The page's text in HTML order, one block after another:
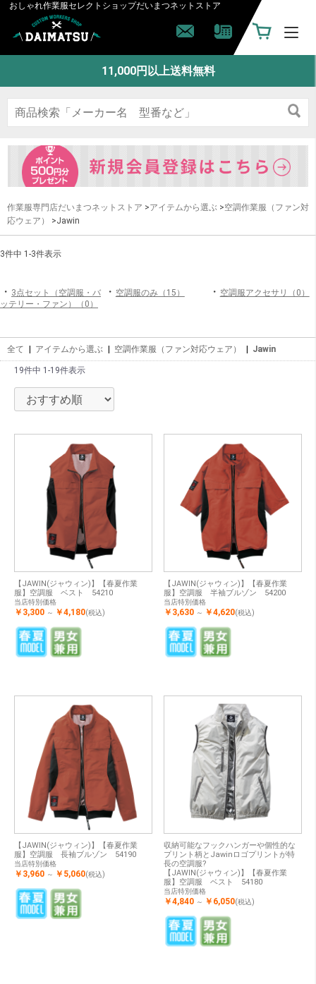
おしゃれ作業服セレクトショップだいまつネットストア
11,000円以上送料無料
作業服専門店だいまつネットストア >アイテムから選ぶ >空調作業服（ファン対
応ウェア）
>Jawin
3件中 1-3件表示
・ 3点セット（空調服・バ
ッテリー・ファン）（0）
・ 空調服のみ（15） ・ 空調服アクセサリ（0）
全て | アイテムから選ぶ | 空調作業服（ファン対応ウェア） | Jawin
19件中 1-19件表示
【JAWIN(ジャウィン)】【春夏作業
服】空調服 ベスト 54210
当店特別価格
￥3,300 ～ ￥4,180(税込)
【JAWIN(ジャウィン)】【春夏作業
服】空調服 半袖ブルゾン 54200
当店特別価格
￥3,630 ～ ￥4,620(税込)
【JAWIN(ジャウィン)】【春夏作業
服】空調服 長袖ブルゾン 54190
当店特別価格
￥3,960 ～ ￥5,060(税込)
収納可能なフックハンガーや個性的な
プリント柄とJawinロゴプリントが特
長の空調服?
【JAWIN(ジャウィン)】【春夏作業
服】空調服 ベスト 54180
当店特別価格
￥4,840 ～ ￥6,050(税込)